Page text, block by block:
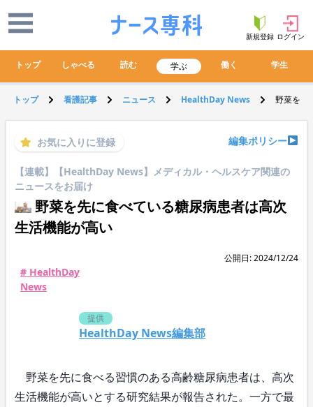
新規登録 ログイン
トップ しゃべる 読む 学ぶ 働く 学生
トップ 看護記事 ニュース HealthDay News 野菜を先
お気に入りに登録 編集ポリシー
【連載】【HealthDay News】メディカル・ヘルスケア関連の
ニュースをお届け
野菜を先に食べている糖尿病患者は高次
生活機能が高い
公開日: 2024/12/24
# HealthDay
News
提供
HealthDay News編集部
野菜を先に食べる習慣のある高齢糖尿病患者は、高次
生活機能が高いとする研究結果が報告された。一方で最